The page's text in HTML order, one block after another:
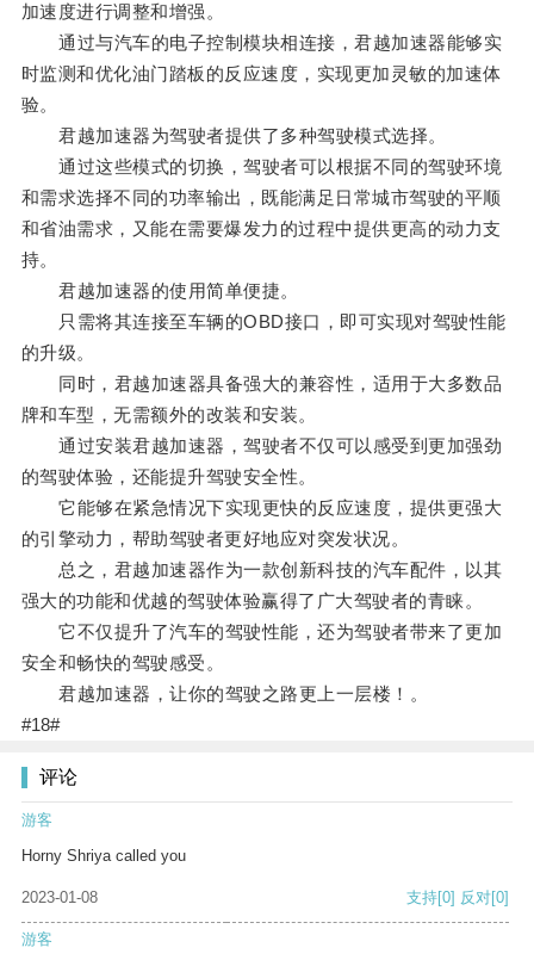
加速度进行调整和增强。
通过与汽车的电子控制模块相连接，君越加速器能够实
时监测和优化油门踏板的反应速度，实现更加灵敏的加速体
验。
君越加速器为驾驶者提供了多种驾驶模式选择。
通过这些模式的切换，驾驶者可以根据不同的驾驶环境
和需求选择不同的功率输出，既能满足日常城市驾驶的平顺
和省油需求，又能在需要爆发力的过程中提供更高的动力支
持。
君越加速器的使用简单便捷。
只需将其连接至车辆的OBD接口，即可实现对驾驶性能
的升级。
同时，君越加速器具备强大的兼容性，适用于大多数品
牌和车型，无需额外的改装和安装。
通过安装君越加速器，驾驶者不仅可以感受到更加强劲
的驾驶体验，还能提升驾驶安全性。
它能够在紧急情况下实现更快的反应速度，提供更强大
的引擎动力，帮助驾驶者更好地应对突发状况。
总之，君越加速器作为一款创新科技的汽车配件，以其
强大的功能和优越的驾驶体验赢得了广大驾驶者的青睐。
它不仅提升了汽车的驾驶性能，还为驾驶者带来了更加
安全和畅快的驾驶感受。
君越加速器，让你的驾驶之路更上一层楼！。
#18#
评论
游客
Horny Shriya called you
2023-01-08 支持[0] 反对[0]
游客